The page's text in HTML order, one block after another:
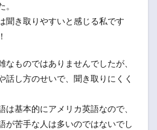
聞き取りやすいと感じる私です
ものではありませんでしたが、
話し方のせいで、聞き取りにくく
は基本的にアメリカ英語なので、
が苦手な人は多いのではないでし